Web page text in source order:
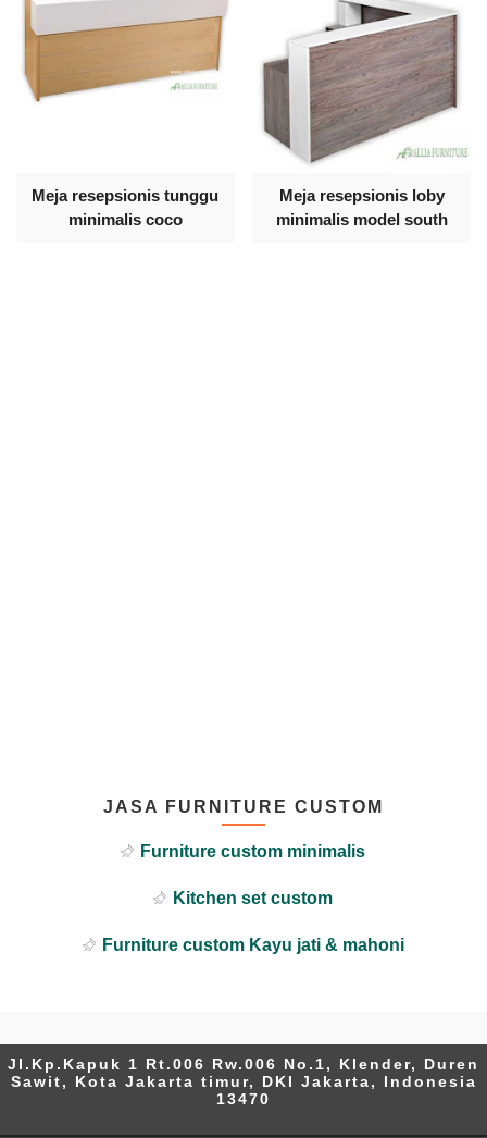
Meja resepsionis tunggu
minimalis coco
Meja resepsionis loby
minimalis model south
JASA FURNITURE CUSTOM
Furniture custom minimalis
Kitchen set custom
Furniture custom Kayu jati & mahoni
Jl.Kp.Kapuk 1 Rt.006 Rw.006 No.1, Klender, Duren
Sawit, Kota Jakarta timur, DKI Jakarta, Indonesia
13470